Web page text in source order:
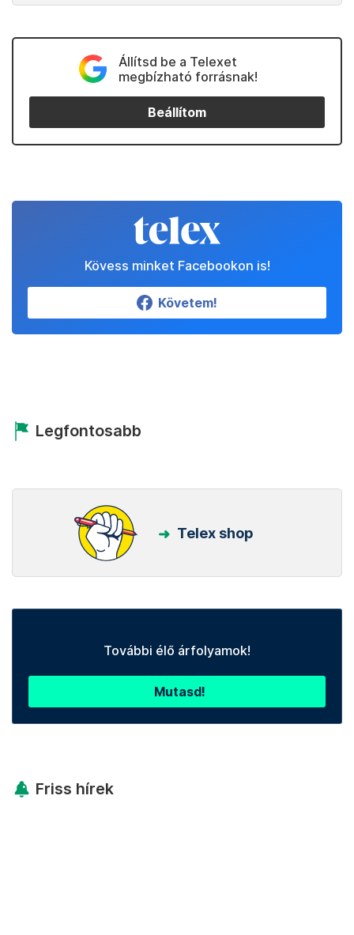
Állítsd be a Telexet
megbízható forrásnak!
Beállítom
Kövess minket Facebookon is!
Követem!
Legfontosabb
Telex shop
További élő árfolyamok!
Mutasd!
Friss hírek